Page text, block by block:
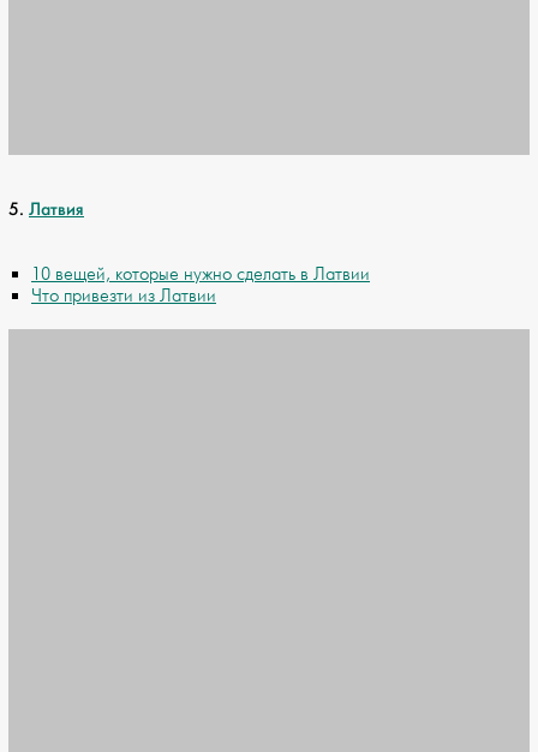
5. Латвия
10 вещей, которые нужно сделать в Латвии
Что привезти из Латвии